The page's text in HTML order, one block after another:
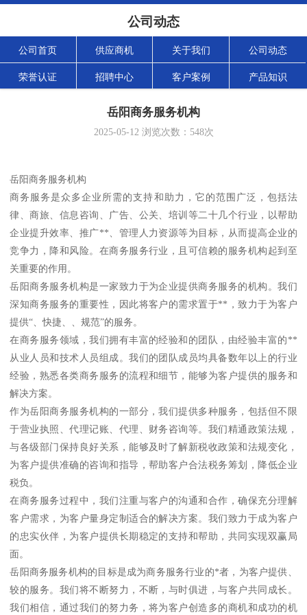
公司动态
公司首页 供应商机 关于我们 公司动态
荣誉认证 招聘中心 客户案例 产品知识
岳阳商务服务机构
2025-05-12浏览次数： 548次
岳阳商务服务机构
商务服务是众多企业所需的支持和助力，它的范围广泛，包括法
律、商旅、信息咨询、广告、公关、培训等二十几个行业，以帮助
企业提升效率、推广**、管理人力资源等为目标，从而提高企业的
竞争力，降和风险。在商务服务行业，且可信赖的服务机构起到至
关重要的作用。
岳阳商务服务机构是一家致力于为企业提供商务服务的机构。我们
深知商务服务的重要性，因此将客户的需求置于**，致力于为客户
提供“、快捷、、规范”的服务。
在商务服务领域，我们拥有丰富的经验和的团队，由经验丰富的**
从业人员和技术人员组成。我们的团队成员均具备数年以上的行业
经验，熟悉各类商务服务的流程和细节，能够为客户提供的服务和
解决方案。
作为岳阳商务服务机构的一部分，我们提供多种服务，包括但不限
于营业执照、代理记账、代理、财务咨询等。我们精通政策法规，
与各级部门保持良好关系，能够及时了解新税收政策和法规变化，
为客户提供准确的咨询和指导，帮助客户合法税务筹划，降低企业
税负。
在商务服务过程中，我们注重与客户的沟通和合作，确保充分理解
客户需求，为客户量身定制适合的解决方案。我们致力于成为客户
的忠实伙伴，为客户提供长期稳定的支持和帮助，共同实现双赢局
面。
岳阳商务服务机构的目标是成为商务服务行业的*者，为客户提供、
较的服务。我们将不断努力，不断，与时俱进，与客户共同成长。
我们相信，通过我们的努力务，将为客户创造多的商机和成功的机